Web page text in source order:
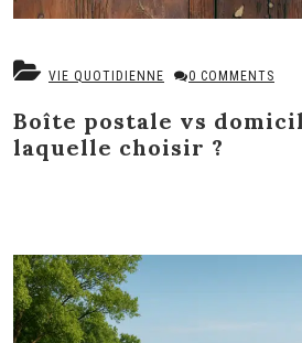
VIE QUOTIDIENNE 0 COMMENTS
Boîte postale vs
laquelle choisir ?